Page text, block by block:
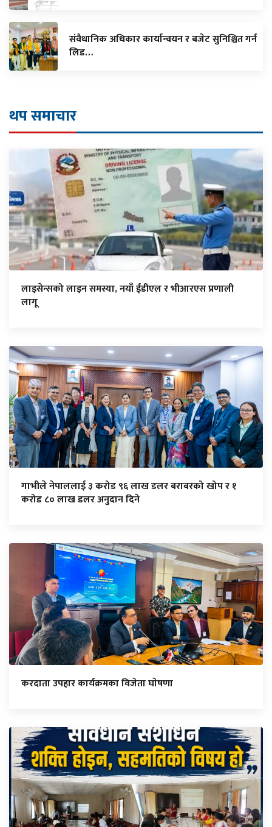
संवैधानिक अधिकार कार्यान्वयन र बजेट सुनिश्चित गर्न
लिड…
थप समाचार
लाइसेन्सको लाइन समस्या, नयाँ ईडीएल र भीआरएस प्रणाली
लागू
गाभीले नेपाललाई ३ करोड ९६ लाख डलर बराबरको खोप र १
करोड ८० लाख डलर अनुदान दिने
करदाता उपहार कार्यक्रमका विजेता घाेषणा